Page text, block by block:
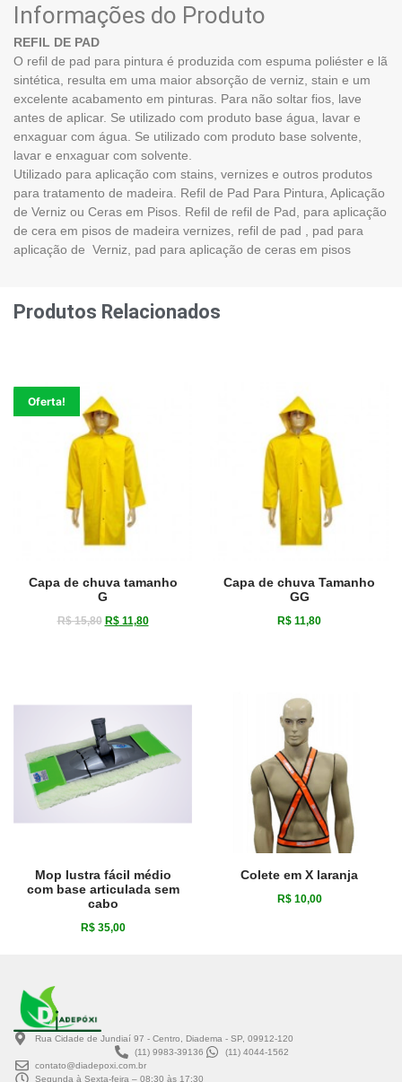
Informações do Produto
REFIL DE PAD
O refil de pad para pintura é produzida com espuma poliéster e lã
sintética, resulta em uma maior absorção de verniz, stain e um
excelente acabamento em pinturas. Para não soltar fios, lave
antes de aplicar. Se utilizado com produto base água, lavar e
enxaguar com água. Se utilizado com produto base solvente,
lavar e enxaguar com solvente.
Utilizado para aplicação com stains, vernizes e outros produtos
para tratamento de madeira. Refil de Pad Para Pintura, Aplicação
de Verniz ou Ceras em Pisos. Refil de refil de Pad, para aplicação
de cera em pisos de madeira vernizes, refil de pad , pad para
aplicação de Verniz, pad para aplicação de ceras em pisos
Produtos Relacionados
Oferta!
Capa de chuva tamanho
G
R$15,80 R$11,80
Capa de chuva Tamanho
GG
R$ 11,80
Mop lustra fácil médio
com base articulada sem
cabo
R$35,00
Colete em X laranja
R$10,00
Rua Cidade de Jundiaí 97 - Centro, Diadema - SP, 09912-120
(11) 9983-39136
(11) 4044-1562
contato@diadepoxi.com.br
Segunda à Sexta-feira – 08:30 às 17:30